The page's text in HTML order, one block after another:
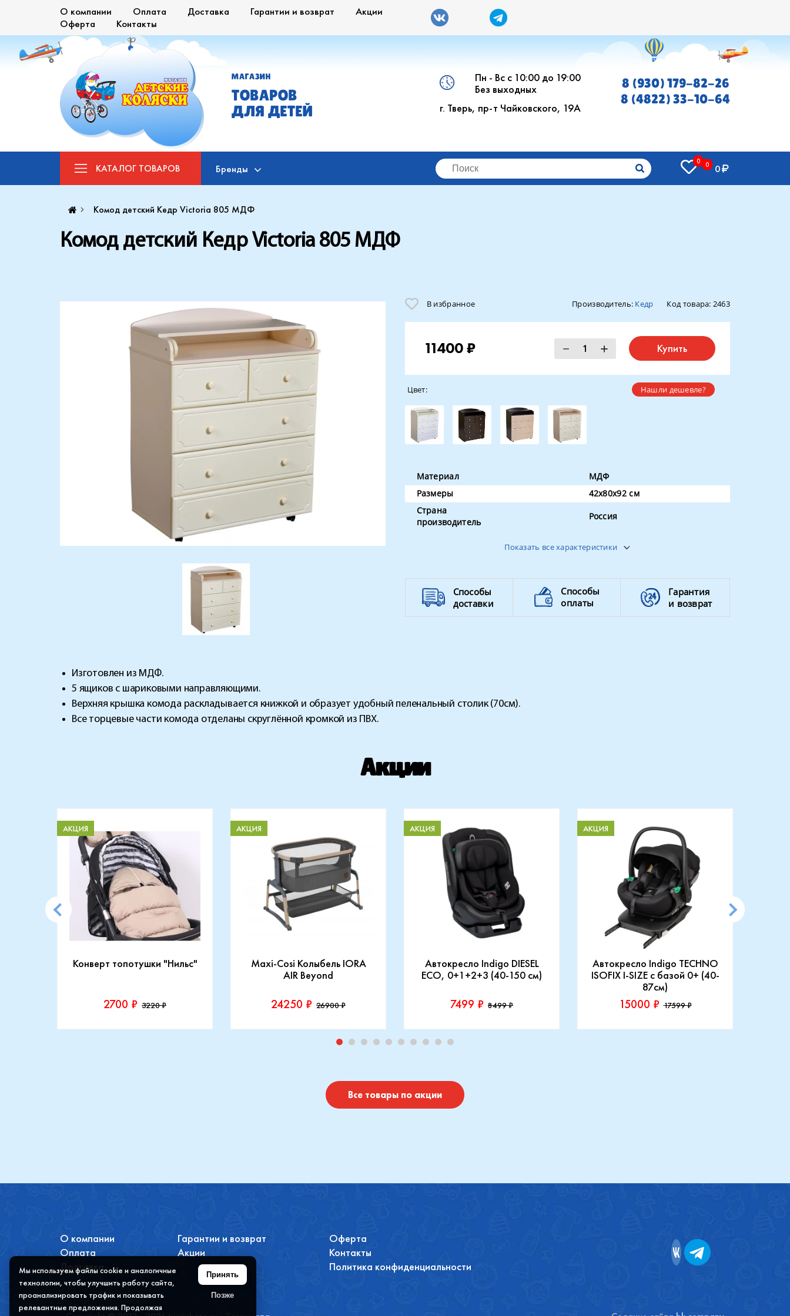
О компании Оплата Доставка Гарантии и возврат
Акции
Оферта
Контакты
МАГАЗИН
ТОВАРОВ
ДЛЯ ДЕТЕЙ
Пн - Вс с 10:00 до 19:00
Без выходных
г. Тверь, пр-т Чайковского, 19А
8 (930) 179-82-26
8 (4822) 33-10-64
КАТАЛОГ ТОВАРОВ Бренды
0 0 0
Комод детский Кедр Victoria 805 МДФ
Комод детский Кедр Victoria 805 МДФ
В избранное Производитель: Кедр Код товара: 2463
11400 ₽ Купить
Нашли дешевле?
Цвет:
Материал
МДФ
Размеры
42х80х92 см
Страна
производитель
Россия
Показать все характеристики
Способы
доставки
Способы
оплаты
Гарантия
и возврат
Изготовлен из МДФ.
5 ящиков с шариковыми направляющими.
Верхняя крышка комода раскладывается книжкой и образует удобный пеленальный столик (70см).
Все торцевые части комода отделаны скруглённой кромкой из ПВХ.
Акции
Конверт топотушки "Нильс"
АКЦИЯ
2700 ₽ 3220 ₽
Производитель::
Maxi-Cosi Колыбель IORA
AIR Beyond
АКЦИЯ
24250 ₽ 26900 ₽
Производитель::
Автокресло Indigo DIESEL
ECO, 0+1+2+3 (40-150 см)
АКЦИЯ
7499 ₽ 8499 ₽
Производитель::
Indigo
Автокресло Indigo TECHNO
ISOFIX I-SIZE c базой 0+ (40-
87см)
АКЦИЯ
15000 ₽ 17599 ₽
Производитель::
Все товары по акции
О компании
Оплата
Доставка
Гарантии и возврат
Акции
Оферта
Контакты
Политика конфиденциальности
Мы используем файлы cookie и аналогичные
технологии, чтобы улучшить работу сайта,
проанализировать трафик и показывать
релевантные предложения. Продолжая
Принять
Позже